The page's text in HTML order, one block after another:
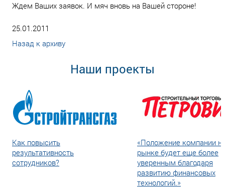
Ждем Ваших заявок. И мяч вновь на Вашей стороне!
25.01.2011
Назад к архиву
Наши проекты
Как повысить
результативность
сотрудников?
«Положение компании
рынке будет еще более
уверенным благодаря
развитию финансовых
технологий.»